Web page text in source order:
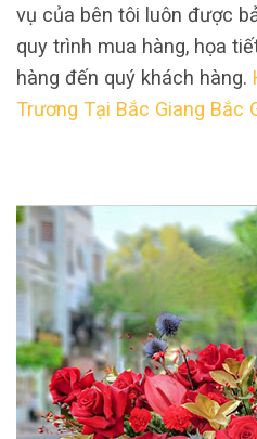
vụ của bên tôi luôn được
quy trình mua hàng, họa
hàng đến quý khách hàng.
Trương Tại Bắc Giang Bắc